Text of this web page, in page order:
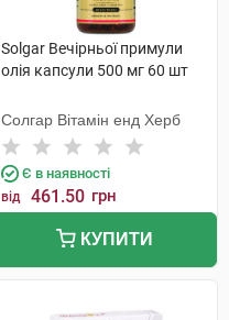
Solgar Вечірньої примули
олія капсули 500 мг 60 шт
Солгар Вітамін енд Херб
Є в наявності
від 461.50 грн
КУПИТИ